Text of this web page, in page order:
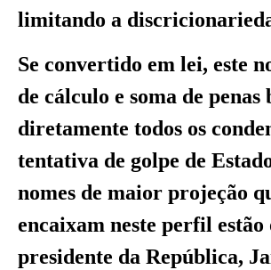
limitando a
Se convertido em lei, este
de cálculo e soma de
diretamente todos os
tentativa de golpe de
nomes de maior projeção
encaixam neste perfil estão
presidente da República,